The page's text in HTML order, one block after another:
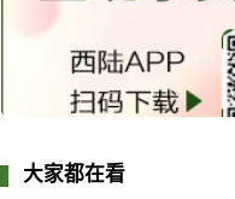
大家都在看